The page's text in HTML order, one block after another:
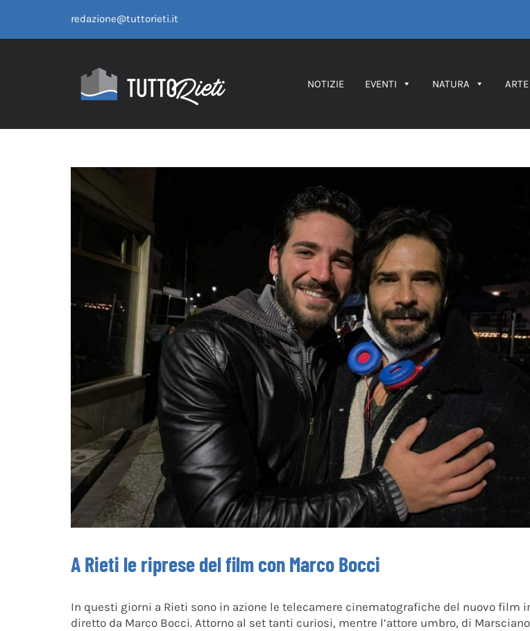
contenuto
redazione@tuttorieti.it
NOTIZIE EVENTI NATURA
A Rieti le riprese del film con Marco Bocci
In questi giorni a Rieti sono in azione le telecamere cinematografiche del nuovo film
diretto da Marco Bocci. Attorno al set tanti curiosi, mentre l’attore umbro, di